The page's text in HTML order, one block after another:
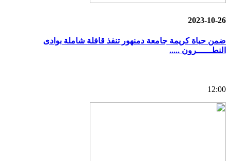
2023-10-26
ضمن حياة كريمة جامعة دمنهور تنفذ قافلة شاملة بوادى
النطــــــرون .....
12:00